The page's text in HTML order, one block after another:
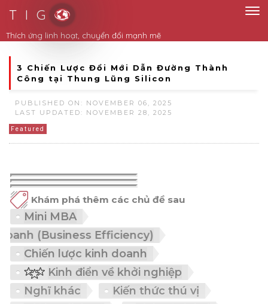
T I G
Thích ứng linh hoạt, chuyển đổi mạnh mẽ
3 Chiến Lược Đổi Mới Dẫn Đường Thành
Công tại Thung Lũng Silicon
PUBLISHED ON: NOVEMBER 06, 2025
LAST UPDATED: NOVEMBER 28, 2025
Featured
Khám phá thêm các chủ đề sau
Mini MBA
Efficiency)
Chiến lược kinh doanh
Kinh điển về khởi nghiệp
Nghĩ khác
Kiến thức thú vị